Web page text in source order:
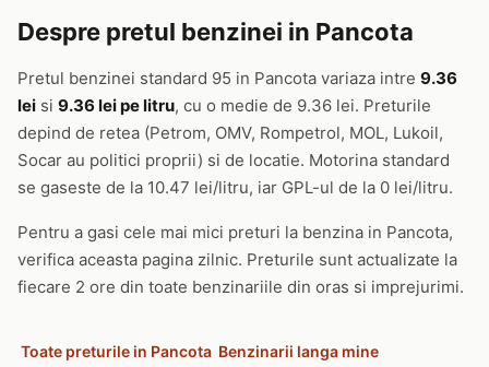
Despre pretul benzinei in Pancota
Pretul benzinei standard 95 in Pancota variaza intre 9.36
lei si 9.36 lei pe litru, cu o medie de 9.36 lei. Preturile
depind de retea (Petrom, OMV, Rompetrol, MOL, Lukoil,
Socar au politici proprii) si de locatie. Motorina standard
se gaseste de la 10.47 lei/litru, iar GPL-ul de la 0 lei/litru.
Pentru a gasi cele mai mici preturi la benzina in Pancota,
verifica aceasta pagina zilnic. Preturile sunt actualizate la
fiecare 2 ore din toate benzinariile din oras si imprejurimi.
Toate preturile in Pancota Benzinarii langa mine